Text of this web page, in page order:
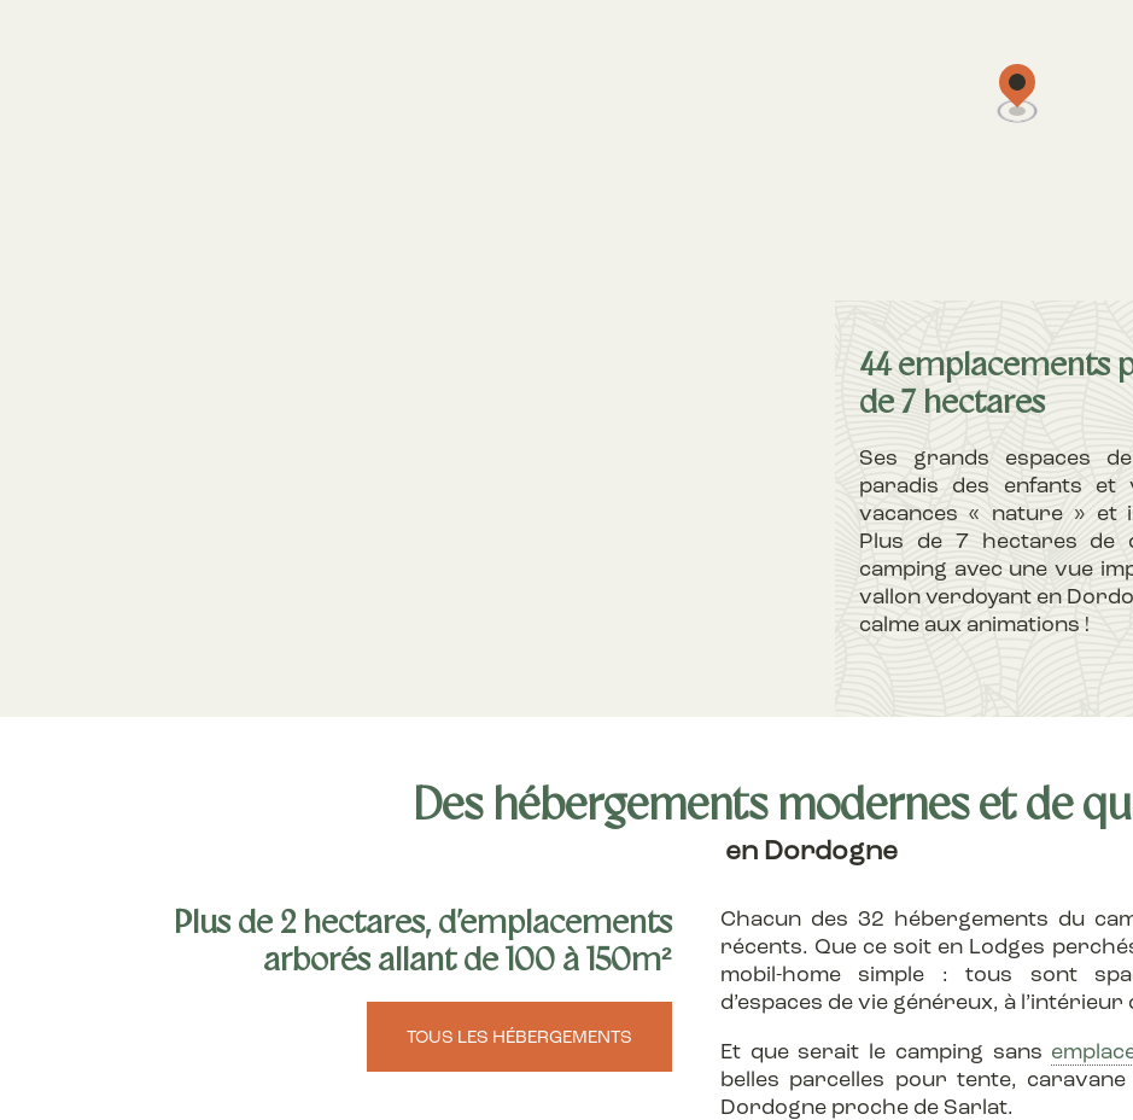
44 emplacements
de 7 hectares
Ses grands espaces
paradis des enfants et
vacances « nature » et
Plus de 7 hectares de
camping avec une vue
vallon verdoyant en
calme aux animations !
Des hébergements modernes et de
en Dordogne
Plus de 2 hectares, d’emplacements
arborés allant de 100 à 150m²
TOUS LES HÉBERGEMENTS
Chacun des 32 hébergements du
récents. Que ce soit en Lodges
mobil-home simple : tous sont
d’espaces de vie généreux, à
Et que serait le camping sans
belles parcelles pour tente,
Dordogne proche de Sarlat.